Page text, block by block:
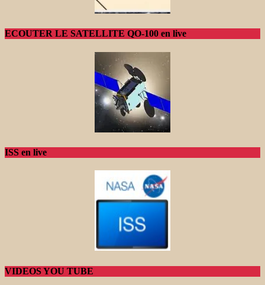
ECOUTER LE SATELLITE QO-100 en live
ISS en live
VIDEOS YOU TUBE